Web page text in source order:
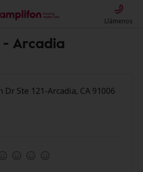
Llámenos
Arcadia
Ste 121-Arcadia, CA 91006